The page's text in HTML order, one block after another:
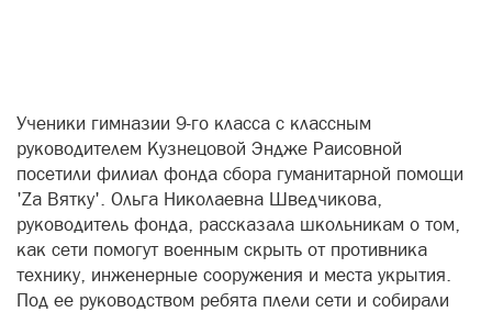
Ученики гимназии 9-го класса с классным
руководителем Кузнецовой Эндже Раисовной
посетили филиал фонда сбора гуманитарной помощи
'Za Вятку'. Ольга Николаевна Шведчикова,
руководитель фонда, рассказала школьникам о том,
как сети помогут военным скрыть от противника
технику, инженерные сооружения и места укрытия.
Под ее руководством ребята плели сети и собирали